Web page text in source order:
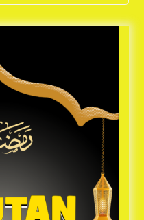
sangat Berhati